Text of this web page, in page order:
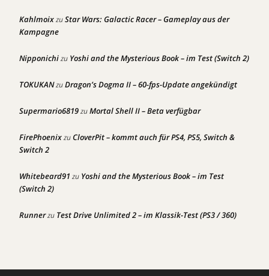
KahlmoixzuStar Wars: Galactic Racer – Gameplay aus der
Kampagne
Nipponichizu Yoshi and the Mysterious Book – im Test (Switch 2)
TOKUKANzuDragon’s Dogma II – 60-fps-Update angekündigt
Supermario6819zuMortal Shell II – Beta verfügbar
FirePhoenixzuCloverPit – kommt auch für PS4, PS5, Switch &
Switch 2
Whitebeard91 zu Yoshi and the Mysterious Book – im Test
(Switch 2)
Runnerzu Test Drive Unlimited 2 – im Klassik-Test (PS3 / 360)